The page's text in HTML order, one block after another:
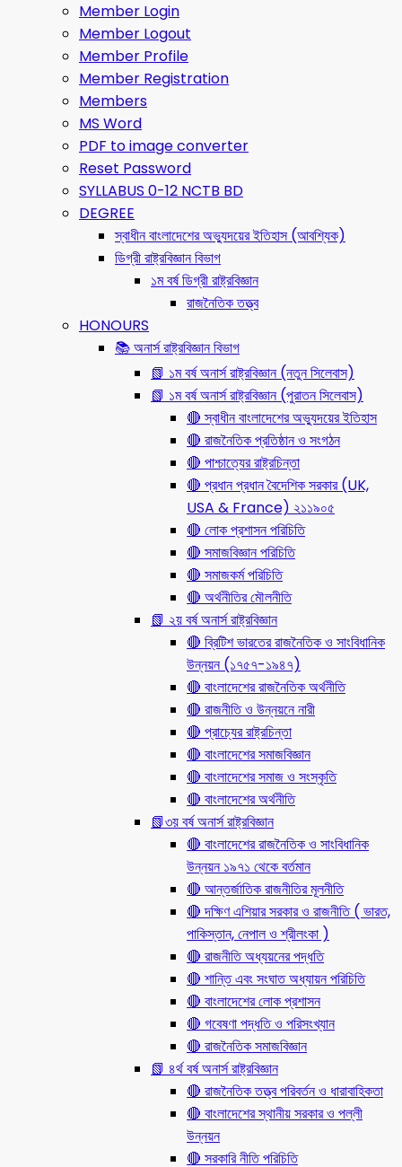
Member Login
Member Logout
Member Profile
Member Registration
Members
MS Word
PDF to image converter
Reset Password
SYLLABUS 0-12 NCTB BD
DEGREE
স্বাধীন বাংলাদেশের অভ্যুদয়ের ইতিহাস (আবশ্যিক)
ডিগ্রী রাষ্ট্রবিজ্ঞান বিভাগ
১ম বর্ষ ডিগ্রী রাষ্ট্রবিজ্ঞান
রাজনৈতিক তত্ত্ব
HONOURS
📚 অনার্স রাষ্ট্রবিজ্ঞান বিভাগ
📗 ১ম বর্ষ অনার্স রাষ্ট্রবিজ্ঞান (নতুন সিলেবাস)
📗 ১ম বর্ষ অনার্স রাষ্ট্রবিজ্ঞান (পুরাতন সিলেবাস)
🔴 স্বাধীন বাংলাদেশের অভ্যুদয়ের ইতিহাস
🔴 রাজনৈতিক প্রতিষ্ঠান ও সংগঠন
🔴 পাশ্চাত্যের রাষ্ট্রচিন্তা
🔴 প্রধান প্রধান বৈদেশিক সরকার (UK,
USA & France) ২১১৯০৫
🔴 লোক প্রশাসন পরিচিতি
🔴 সমাজবিজ্ঞান পরিচিতি
🔴 সমাজকর্ম পরিচিতি
🔴 অর্থনীতির মৌলনীতি
📗 ২য় বর্ষ অনার্স রাষ্ট্রবিজ্ঞান
🔴 ব্রিটিশ ভারতের রাজনৈতিক ও সাংবিধানিক
উন্নয়ন (১৭৫৭-১৯৪৭)
🔴 বাংলাদেশের রাজনৈতিক অর্থনীতি
🔴 রাজনীতি ও উন্নয়নে নারী
🔴 প্রাচ্যের রাষ্ট্রচিন্তা
🔴 বাংলাদেশের সমাজবিজ্ঞান
🔴 বাংলাদেশের সমাজ ও সংস্কৃতি
🔴 বাংলাদেশের অর্থনীতি
📗৩য় বর্ষ অনার্স রাষ্ট্রবিজ্ঞান
🔴 বাংলাদেশের রাজনৈতিক ও সাংবিধানিক
উন্নয়ন ১৯৭১ থেকে বর্তমান
🔴 আন্তর্জাতিক রাজনীতির মূলনীতি
🔴 দক্ষিণ এশিয়ার সরকার ও রাজনীতি ( ভারত,
পাকিস্তান, নেপাল ও শ্রীলংকা )
🔴 রাজনীতি অধ্যয়নের পদ্ধতি
🔴 শান্তি এবং সংঘাত অধ্যায়ন পরিচিতি
🔴 বাংলাদেশের লোক প্রশাসন
🔴 গবেষণা পদ্ধতি ও পরিসংখ্যান
🔴 রাজনৈতিক সমাজবিজ্ঞান
📗 ৪র্থ বর্ষ অনার্স রাষ্ট্রবিজ্ঞান
🔴 রাজনৈতিক তত্ত্ব পরিবর্তন ও ধারাবাহিকতা
🔴 বাংলাদেশের স্থানীয় সরকার ও পল্লী
উন্নয়ন
🔴 সরকারি নীতি পরিচিতি